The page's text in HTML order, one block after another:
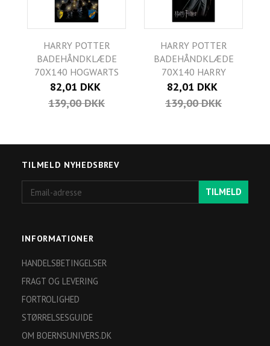
HARRY POTTER
BADEHÅNDKLÆDE
70X140 HOGWARTS
82,01 DKK
139,00 DKK
HARRY POTTER
BADEHÅNDKLÆDE
70X140 HARRY
82,01 DKK
139,00 DKK
TILMELD NYHEDSBREV
adresse
TILMELD
INFORMATIONER
HANDELSBETINGELSER
FRAGT OG LEVERING
FORTROLIGHED
STØRRELSESGUIDE
OM BOERNSUNIVERS.DK